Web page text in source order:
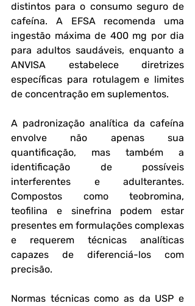
distintos para o consumo seguro de
cafeína. A EFSA recomenda uma
ingestão máxima de 400 mg por dia
para adultos saudáveis, enquanto a
ANVISA estabelece diretrizes
específicas para rotulagem e limites
de concentração em suplementos.
A padronização analítica da cafeína
envolve não apenas sua
quantificação, mas também a
identificação de possíveis
interferentes e adulterantes.
Compostos como teobromina,
teofilina e sinefrina podem estar
presentes em formulações complexas
e requerem técnicas analíticas
capazes de diferenciá-los com
precisão.
Normas técnicas como as da USP e